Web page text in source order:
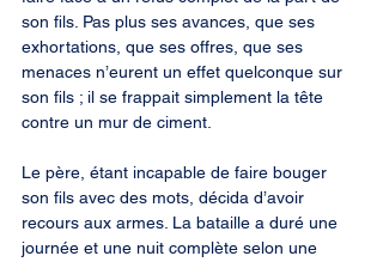
son fils. Pas plus ses avances, que ses
exhortations, que ses offres, que ses
menaces n’eurent un effet quelconque sur
son fils ; il se frappait simplement la tête
contre un mur de ciment.
Le père, étant incapable de faire bouger
son fils avec des mots, décida d’avoir
recours aux armes. La bataille a duré une
journée et une nuit complète selon une